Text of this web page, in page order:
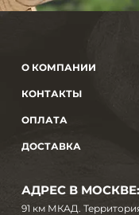
О КОМПАНИИ
КОНТАКТЫ
ОПЛАТА
ДОСТАВКА
АДРЕС В МОСКВЕ:
91 км МКАД.